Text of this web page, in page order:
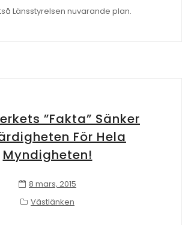
Länsstyrelsen nuvarande plan.
”fakta” Sänker
För Hela
Myndigheten!
8 mars, 2015
Västlänken